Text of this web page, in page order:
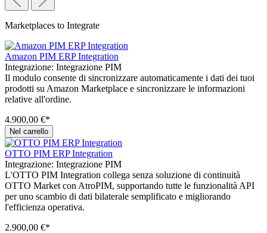
Marketplaces to Integrate
Amazon PIM ERP Integration
Integrazione: Integrazione PIM
Il modulo consente di sincronizzare automaticamente i dati dei tuoi
prodotti su Amazon Marketplace e sincronizzare le informazioni
relative all'ordine.
4.900,00 €*
Nel carrello
OTTO PIM ERP Integration
Integrazione: Integrazione PIM
L'OTTO PIM Integration collega senza soluzione di continuità
OTTO Market con AtroPIM, supportando tutte le funzionalità API
per uno scambio di dati bilaterale semplificato e migliorando
l'efficienza operativa.
2.900,00 €*